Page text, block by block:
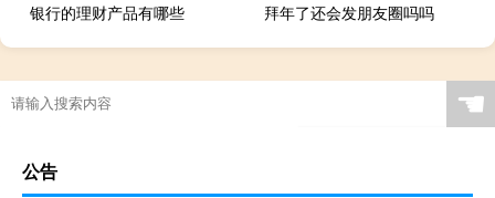
银行的理财产品有哪些 拜年了还会发朋友圈吗吗
☚
公告